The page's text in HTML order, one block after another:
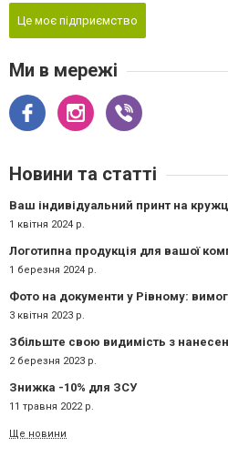
Це моє підприємство
Ми в мережі
Новини та статті
Ваш індивідуальний принт на
1 квітня 2024 р.
Логотипна продукція для вашої
1 березня 2024 р.
Фото на документи у Рівному:
3 квітня 2023 р.
2 березня 2023 р.
Знижка -10% для ЗСУ
11 травня 2022 р.
Ще новини